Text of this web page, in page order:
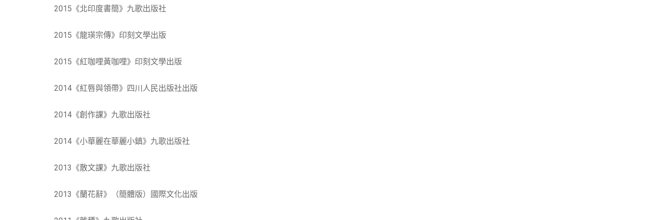
2015《北印度書簡》九歌出版社
2015《龍瑛宗傳》印刻文學出版
2015《紅咖哩黃咖哩》印刻文學出版
2014《紅唇與領帶》四川人民出版社出版
2014《創作課》九歌出版社
2014《小華麗在華麗小鎮》九歌出版社
2013《散文課》九歌出版社
2013《蘭花辭》（簡體版）國際文化出版